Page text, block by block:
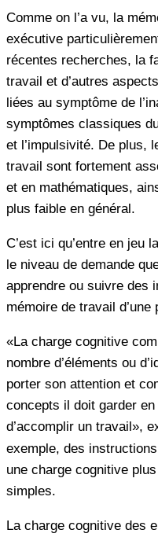
Comme on l’a vu, la
exécutive
récentes recherches, la
travail et d’autres
liées au symptôme de
symptômes classiques
et l’impulsivité. De plus,
travail sont fortement
et en mathématiques,
plus faible en général.
C’est ici qu’entre en jeu
le niveau de demande
apprendre ou suivre des
mémoire de travail d’une
«La charge cognitive
nombre d’éléments ou
porter son attention et
concepts il doit garder
d’accomplir un travail»,
exemple, des
une charge cognitive
simples.
La charge cognitive des